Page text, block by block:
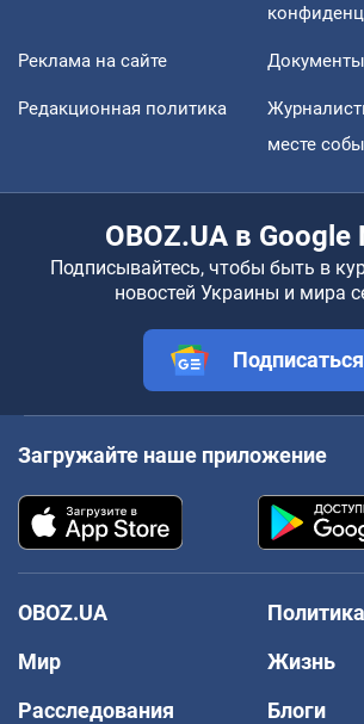
Реклама на сайте Документы
Редакционная политика
месте
OBOZ.UA в Google
Подписывайтесь, чтобы быть в
новостей Украины и мира
Подписаться
Загружайте наше приложение
OBOZ.UA
Политика
Мир
Жизнь
Расследования
Блоги